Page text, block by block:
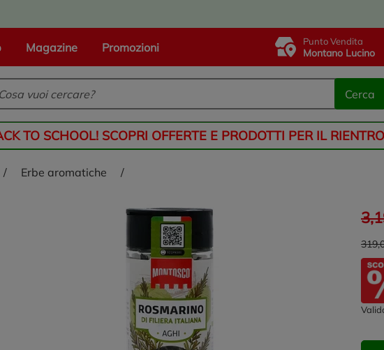
Magazine Promozioni Punto Vendita
Montano Lucino
Cerca
TO SCHOOL! SCOPRI OFFERTE E PRODOTTI PER IL
/ erbe aromatiche /